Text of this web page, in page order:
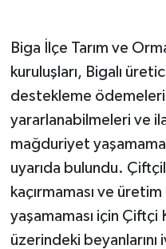
Biga İlçe Tarım ve
kuruluşları, Bigalı
destekleme
yararlanabilmeleri ve
mağduriyet
uyarıda bulundu.
kaçırmaması ve
yaşamaması için Çiftçi
üzerindeki
Siyaset
Spor
Tarım ve Ekonomi
Teknoloji
Ulusal
Yaşam